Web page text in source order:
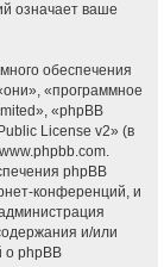
означает ваше
обеспечения
«программное
«phpBB
License v2» (в
www.phpbb.com.
phpBB
конференций, и
и/или
о phpBB